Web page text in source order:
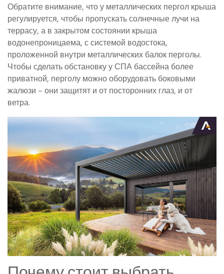
Обратите внимание, что у металлических пергол крыша
регулируется, чтобы пропускать солнечные лучи на
террасу, а в закрытом состоянии крыша
водонепроницаема, с системой водостока,
проложенной внутри металлических балок перголы.
Чтобы сделать обстановку у СПА бассейна более
приватной, перголу можно оборудовать боковыми
жалюзи – они защитят и от посторонних глаз, и от
ветра.